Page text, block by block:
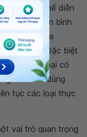
triển có thể diễn
cha mẹ cần bình
bé kể cả qua
năng. Đặc biệt
chọn các loại có
cho con dùng
tục các loại thực
vai trò quan trọng